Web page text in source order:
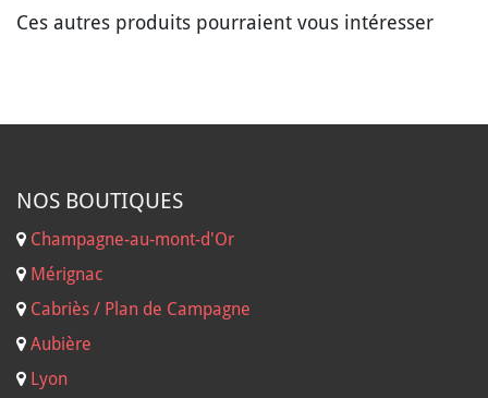
Ces autres produits pourraient vous intéresser
NOS BOUTIQUES
Champagne-au-mont-d'Or
Mérignac
Cabriès / Plan de Campagne
Aubière
Lyon